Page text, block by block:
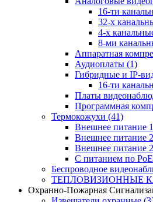
16-ти
32-х
4-х
8-ми
Аппаратная
Аудиоплаты (1)
Гибридные и IP-
16-ти
Платы
Программная
Термокожухи (41)
Внешнее питание
Внешнее питание
Внешнее питание
С питанием по PoE
Беспроводное
ТЕПЛОВИЗИОННЫЕ
Охранно-Пожарная